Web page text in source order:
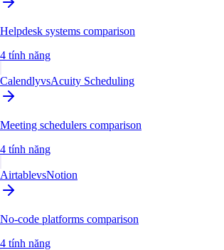
Helpdesk systems comparison
4 tính năng
CalendlyvsAcuity Scheduling
Meeting schedulers comparison
4 tính năng
AirtablevsNotion
No-code platforms comparison
4 tính năng